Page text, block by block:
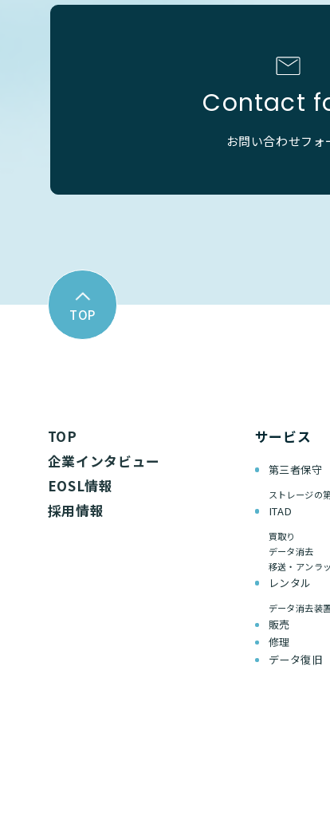
Contact
お問い合わせフォ
TOP
TOP
企業インタビュー
EOSL情報
採用情報
サービス
第三者保守
ストレージの
ITAD
買取り
データ消去
移送・アンラ
レンタル
データ消去装
販売
修理
データ復旧